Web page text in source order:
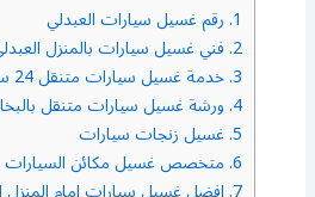
1. رقم غسيل سيارات العبدلي
2. فني غسيل سيارات بالمنزل
3. خدمة غسيل سيارات متنقل 24 ساعة
4. ورشة غسيل سيارات متنقل
5. غسيل زنجات سيارات
6. متخصص غسيل مكائن السيارات